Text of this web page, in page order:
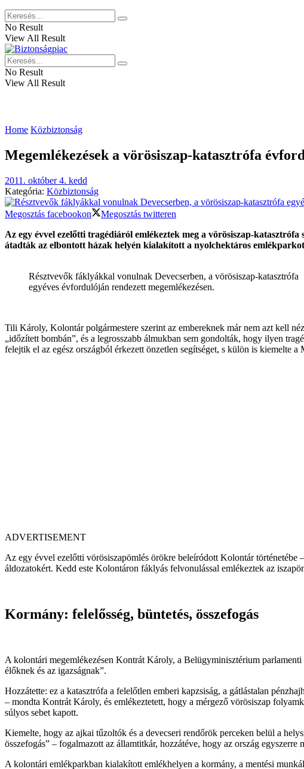
No Result
View All Result
No Result
View All Result
Home Közbiztonság
Megemlékezések a vörösiszap-katasztrófa
2011. október 4. kedd
Kategória: Közbiztonság
Megosztás facebookon
Megosztás twitteren
Az egy évvel ezelőtti tragédiáról emlékeztek meg a vörösiszap-
átadták az elbontott házak helyén kialakított a nyolchektáros
Résztvevők fáklyákkal vonulnak Devecserben, a vörösiszap-katasztrófa
egyéves évfordulóján rendezett megemlékezésen.
Tili Károly, Kolontár polgármestere szerint az embereknek már nem azt kell
„időzített bombán”, és a legrosszabb álmukban sem gondolták, hogy ilyen
felejtik el az egész országból érkezett önzetlen segítséget, s külön is kiemelte
ADVERTISEMENT
Az egy évvel ezelőtti vörösiszapömlés örökre beleíródott Kolontár történetébe
áldozatokért. Kedd este Kolontáron fáklyás felvonulással emlékeztek az
Kormány: felelősség, büntetés, összefogás
A kolontári megemlékezésen Kontrát Károly, a Belügyminisztérium
élőknek és az igazságnak”.
Hozzátette: ez a katasztrófa a felelőtlen emberi kapzsiság, a gátlástalan
– mondta Kontrát Károly, és emlékeztetett, hogy a mérgező vörösiszap
súlyos sebet kapott.
Kiemelte, hogy az ajkai tűzoltók és a devecseri rendőrök perceken belül a
összefogás” – fogalmazott az államtitkár, hozzátéve, hogy az ország
A kolontári emlékparkban kialakított emlékhelyen a kormány, a mentési